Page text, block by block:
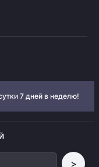
7 дней в неделю!